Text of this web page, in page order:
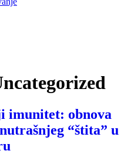
imunitet: obnova
“štita” u